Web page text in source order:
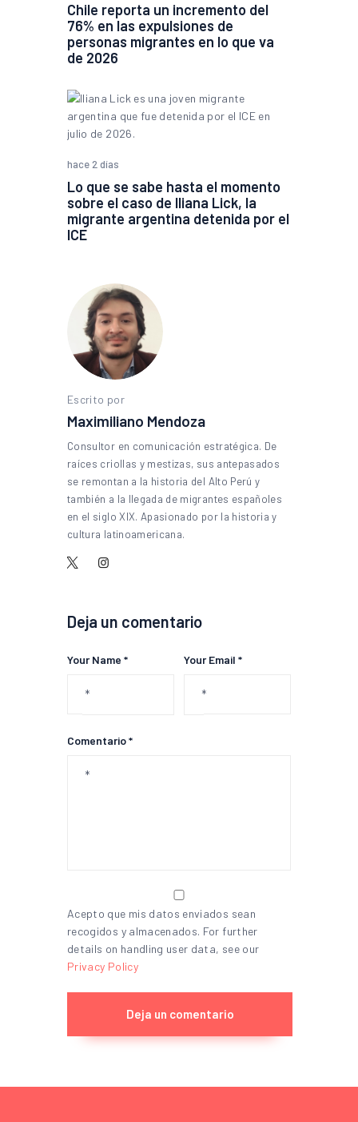
Chile reporta un incremento del
76% en las expulsiones de
personas migrantes en lo que va
de 2026
hace 2 días
Lo que se sabe hasta el momento
sobre el caso de Iliana Lick, la
migrante argentina detenida por el
ICE
Escrito por
Maximiliano Mendoza
Consultor en comunicación estratégica. De
raíces criollas y mestizas, sus antepasados
se remontan a la historia del Alto Perú y
también a la llegada de migrantes españoles
en el siglo XIX. Apasionado por la historia y
cultura latinoamericana.
Deja un comentario
Your Name * Your Email *
Comentario *
Acepto que mis datos enviados sean
recogidos y almacenados. For further
details on handling user data, see our
Privacy Policy